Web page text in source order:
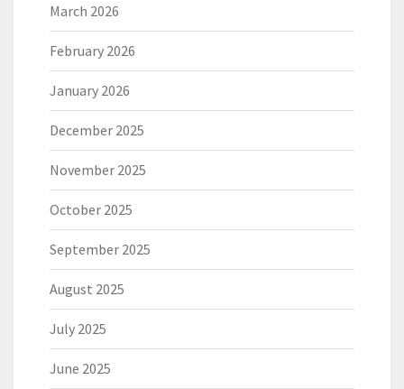
March 2026
February 2026
January 2026
December 2025
November 2025
October 2025
September 2025
August 2025
July 2025
June 2025